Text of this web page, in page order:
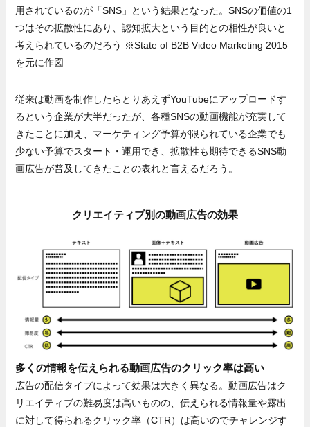
用されているのが「SNS」という結果となった。SNSの価値の1
つはその拡散性にあり、認知拡大という目的との相性が良いと
考えられているのだろう ※State of B2B Video Marketing 2015
を元に作図
従来は動画を制作したらとりあえずYouTubeにアップロードす
るという企業が大半だったが、各種SNSの動画機能が充実して
きたことに加え、マーケティング予算が限られている企業でも
少ない予算でスタート・運用でき、拡散性も期待できるSNS動
画広告が普及してきたことの表れと言えるだろう。
クリエイティブ別の動画広告の効果
多くの情報を伝えられる動画広告のクリック率は高い
広告の配信タイプによって効果は大きく異なる。動画広告はク
リエイティブの難易度は高いものの、伝えられる情報量や露出
に対して得られるクリック率（CTR）は高いのでチャレンジす